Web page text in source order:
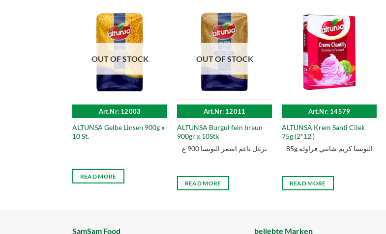
OUT OF STOCK
Art.Nr: 12003
ALTUNSA Gelbe Linsen 900g x
10 St.
READ MORE
OUT OF STOCK
Art.Nr: 12011
ALTUNSA Burgul fein braun
900gr x 10Stk
برغل ناعم اسمر التونسا 900 غ
READ MORE
Art.Nr: 14579
ALTUNSA Krem Santi Cilek
75g (2*12 )
85g التونسا كریم شانتي فراولة
READ MORE
SamSam Food beliebte Marken